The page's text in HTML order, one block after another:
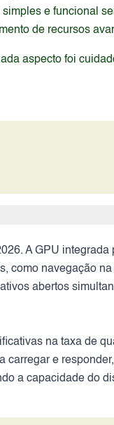
e funcional
de recursos
aspecto foi
A GPU integrada
como navegação
abertos
na taxa de
carregar e
a capacidade do